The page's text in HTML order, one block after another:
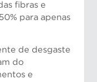
fibras e
para apenas
de desgaste
do
e
AFT, Vendas